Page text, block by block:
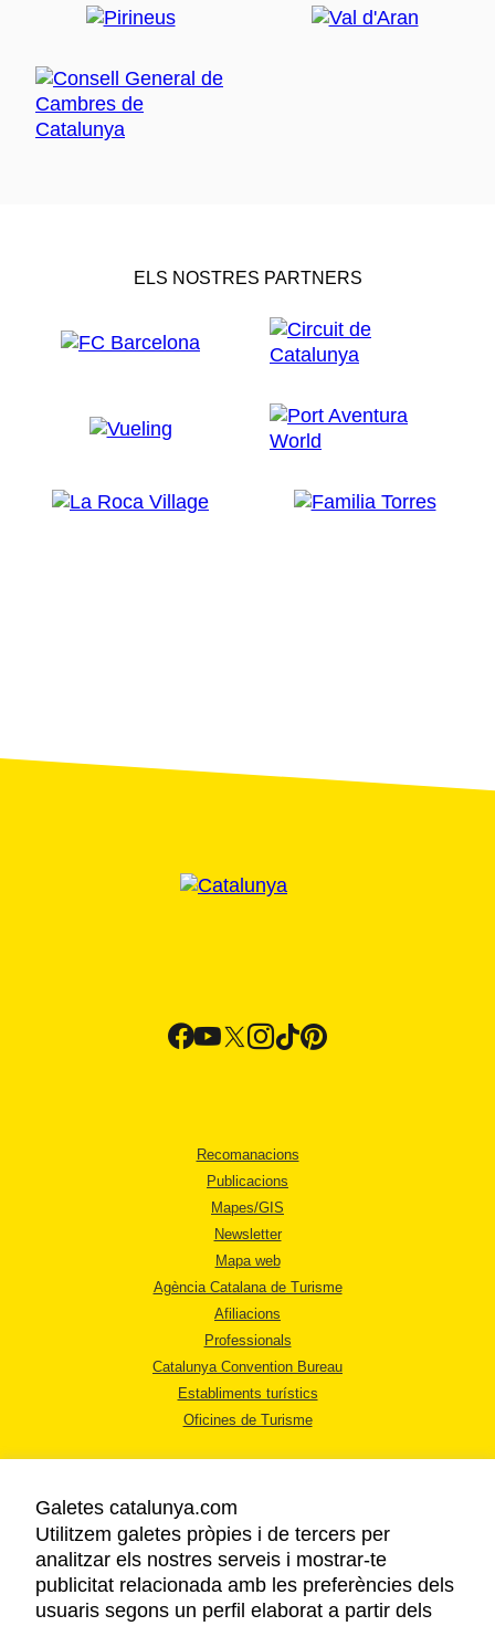
ELS NOSTRES PARTNERS
Recomanacions
Publicacions
Mapes/GIS
Newsletter
Mapa web
Agència Catalana de Turisme
Afiliacions
Professionals
Catalunya Convention Bureau
Establiments turístics
Oficines de Turisme
AVÍS LEGAL
POLÍTICA DE PRIVACITAT
Galetes catalunya.com
Utilitzem galetes pròpies i de tercers per
analitzar els nostres serveis i mostrar-te
publicitat relacionada amb les preferències dels
usuaris segons un perfil elaborat a partir dels